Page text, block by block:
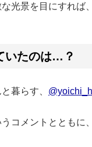
光景を目にすれば
いたのは…？
暮らす、
うコメントとともに